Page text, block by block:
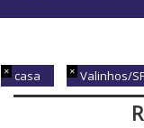
casa Valinhos/